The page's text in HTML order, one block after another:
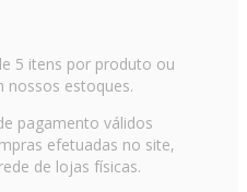
5 itens por produto ou
nossos estoques.
pagamento válidos
efetuadas no site,
de lojas físicas.